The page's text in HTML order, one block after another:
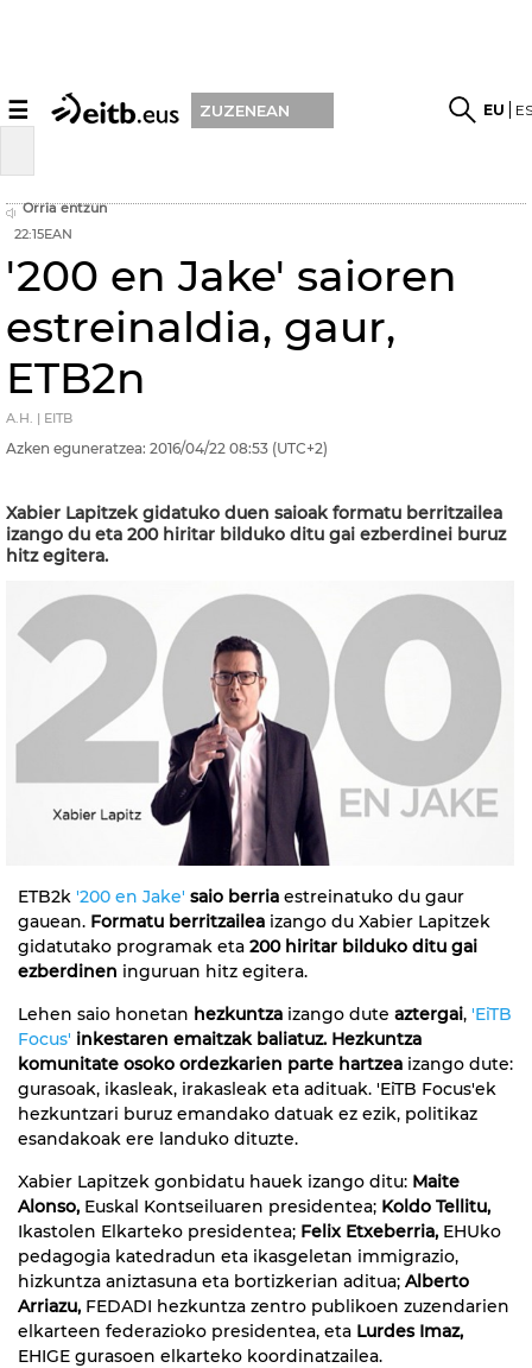
☰ ZUZENEAN EU
Orria entzun
22:15EAN
'200 en Jake' saioren
estreinaldia, gaur,
ETB2n
A.H. | EITB
Azken eguneratzea: 2016/04/22 08:53 (UTC+2)
Xabier Lapitzek gidatuko duen saioak formatu berritzailea
izango du eta 200 hiritar bilduko ditu gai ezberdinei buruz
hitz egitera.
ETB2k '200 en Jake' saio berria estreinatuko du gaur
gauean. Formatu berritzailea izango du Xabier Lapitzek
gidatutako programak eta 200 hiritar bilduko ditu gai
ezberdinen inguruan hitz egitera.
Lehen saio honetan hezkuntza izango dute aztergai, 'EiTB
Focus' inkestaren emaitzak baliatuz. Hezkuntza
komunitate osoko ordezkarien parte hartzea izango dute:
gurasoak, ikasleak, irakasleak eta adituak. 'EiTB Focus'ek
hezkuntzari buruz emandako datuak ez ezik, politikaz
esandakoak ere landuko dituzte.
Xabier Lapitzek gonbidatu hauek izango ditu: Maite
Alonso, Euskal Kontseiluaren presidentea; Koldo Tellitu,
Ikastolen Elkarteko presidentea; Felix Etxeberria, EHUko
pedagogia katedradun eta ikasgeletan immigrazio,
hizkuntza aniztasuna eta bortizkerian aditua; Alberto
Arriazu, FEDADI hezkuntza zentro publikoen zuzendarien
elkarteen federazioko presidentea, eta Lurdes Imaz,
EHIGE gurasoen elkarteko koordinatzailea.